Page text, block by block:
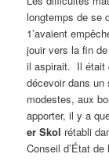
longtemps de se
1’avaient
jouir vers la fin
il aspirait. Il était
décevoir dans un
modestes, aux
apporter, il y a
er Skol rétabli
Conseil d’État